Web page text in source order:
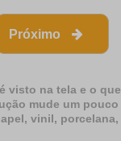
Próximo
visto na tela e o que
mude um pouco
vinil, porcelana,